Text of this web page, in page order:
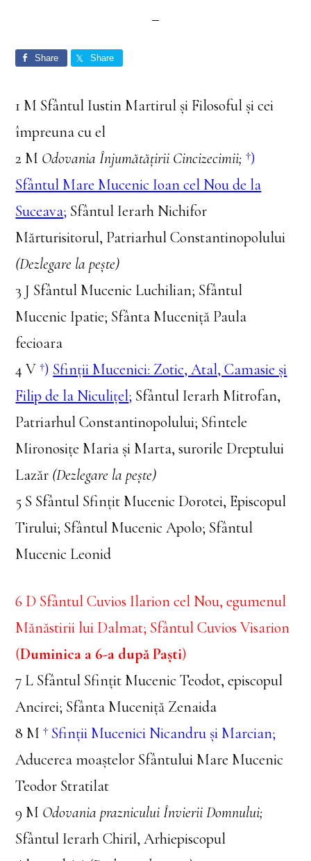
Share Share
1 M Sfântul Iustin Martirul și Filosoful și cei
împreuna cu el
2 M Odovania Înjumătățirii Cincizecimii; †)
Sfântul Mare Mucenic Ioan cel Nou de la
Suceava; Sfântul Ierarh Nichifor
Mărturisitorul, Patriarhul Constantinopolului
(Dezlegare la pește)
3 J Sfântul Mucenic Luchilian; Sfântul
Mucenic Ipatie; Sfânta Muceniță Paula
fecioara
4 V†) Sfinții Mucenici: Zotic, Atal, Camasie și
Filip de la Niculițel; Sfântul Ierarh Mitrofan,
Patriarhul Constantinopolului; Sfintele
Mironosiţe Maria şi Marta, surorile Dreptului
Lazăr (Dezlegare la pește)
5 S Sfântul Sfințit Mucenic Dorotei, Episcopul
Tirului; Sfântul Mucenic Apolo; Sfântul
Mucenic Leonid
6 D Sfântul Cuvios Ilarion cel Nou, egumenul
Mănăstirii lui Dalmat; Sfântul Cuvios Visarion
(Duminica a 6-a după Paști)
7 L Sfântul Sfințit Mucenic Teodot, episcopul
Ancirei; Sfânta Muceniță Zenaida
8 M† Sfinții Mucenici Nicandru și Marcian;
Aducerea moaștelor Sfântului Mare Mucenic
Teodor Stratilat
9 M Odovania praznicului Învierii Domnului;
Sfântul Ierarh Chiril, Arhiepiscopul